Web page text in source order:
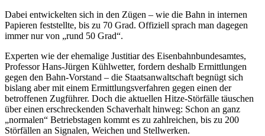
Dabei entwickelten sich in den Zügen – wie die Bahn in internen
Papieren feststellte, bis zu 70 Grad. Offiziell sprach man dagegen
immer nur von „rund 50 Grad“.
Experten wie der ehemalige Justitiar des Eisenbahnbundesamtes,
Professor Hans-Jürgen Kühlwetter, fordern deshalb Ermittlungen
gegen den Bahn-Vorstand – die Staatsanwaltschaft begnügt sich
bislang aber mit einem Ermittlungsverfahren gegen einen der
betroffenen Zugführer. Doch die aktuellen Hitze-Störfälle täuschen
über einen erschreckenden Schaverhalt hinweg: Schon an ganz
„normalen“ Betriebstagen kommt es zu zahlreichen, bis zu 200
Störfällen an Signalen, Weichen und Stellwerken.